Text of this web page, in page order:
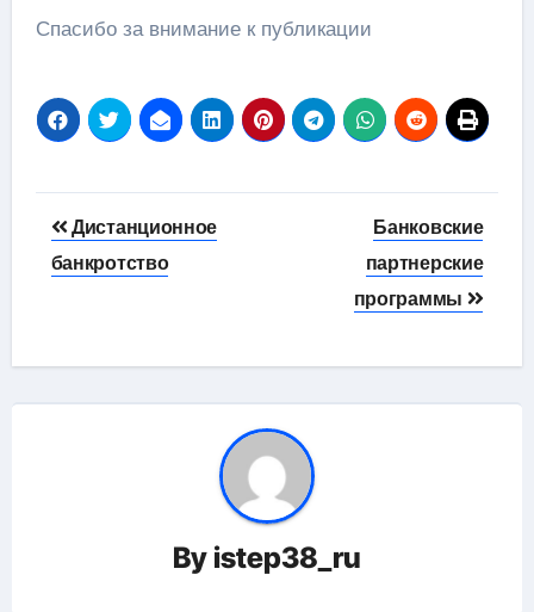
Спасибо за внимание к публикации
Навигация
по
Дистанционное
банкротство
Банковские
партнерские
программы
By istep38_ru